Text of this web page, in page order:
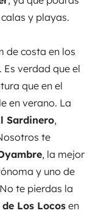
y playas.
de costa en los
verdad que el
que en el
en verano. La
Sardinero,
te
, la mejor
y uno de
te pierdas la
Los Locosen